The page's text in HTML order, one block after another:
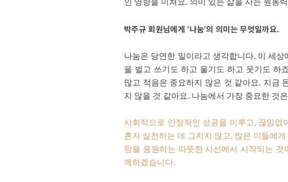
인 영향을 미쳐요. 의미 있는 삶을 사는 원동
박주규 회원님에게 ‘나눔’의 의미는 무엇일까요.
나눔은 당연한 일이라고 생각합니다. 이 세
을 벌고 쓰기도 하고 울기도 하고 웃기도 하
많고 적음은 중요하지 않은 것 같아요. 지금
지 않을 것 같아요. 나눔에서 가장 중요한 것
사회적으로 안정적인 성공을 이루고, 끊임
혼자 실천하는 데 그치지 않고, 많은 이들에
망을 응원하는 따뜻한 시선에서 시작되는
께하겠습니다.